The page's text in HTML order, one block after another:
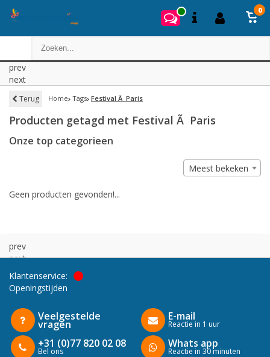
0
prev
next
Terug Home Tags Festival Ã Paris
Producten getagd met Festival Ã Paris
Onze top categorieen
Meest bekeken
Geen producten gevonden!...
prev
next
Klantenservice:
Openingstijden
Veelgestelde
vragen
+31 (0)77 820 02 08
Bel ons
E-mail
Reactie in 1 uur
Whats app
Reactie in 30 minuten